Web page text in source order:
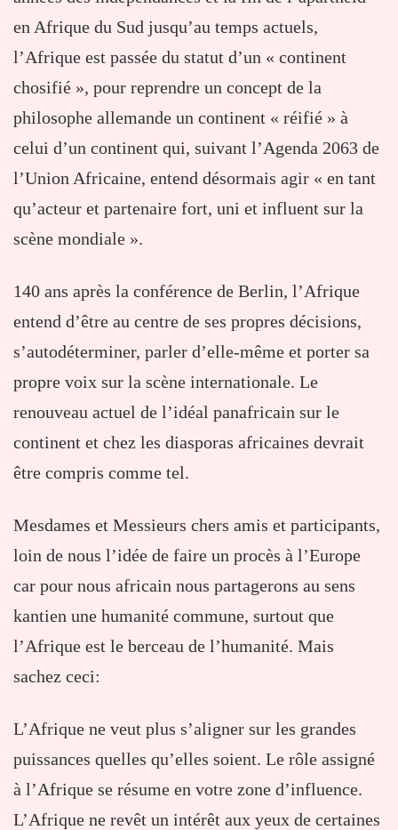
en Afrique du Sud jusqu’au temps actuels,
l’Afrique est passée du statut d’un « continent
chosifié », pour reprendre un concept de la
philosophe allemande un continent « réifié » à
celui d’un continent qui, suivant l’Agenda 2063 de
l’Union Africaine, entend désormais agir « en tant
qu’acteur et partenaire fort, uni et influent sur la
scène mondiale ».
140 ans après la conférence de Berlin, l’Afrique
entend d’être au centre de ses propres décisions,
s’autodéterminer, parler d’elle-même et porter sa
propre voix sur la scène internationale. Le
renouveau actuel de l’idéal panafricain sur le
continent et chez les diasporas africaines devrait
être compris comme tel.
Mesdames et Messieurs chers amis et participants,
loin de nous l’idée de faire un procès à l’Europe
car pour nous africain nous partagerons au sens
kantien une humanité commune, surtout que
l’Afrique est le berceau de l’humanité. Mais
sachez ceci:
L’Afrique ne veut plus s’aligner sur les grandes
puissances quelles qu’elles soient. Le rôle assigné
à l’Afrique se résume en votre zone d’influence.
L’Afrique ne revêt un intérêt aux yeux de certaines